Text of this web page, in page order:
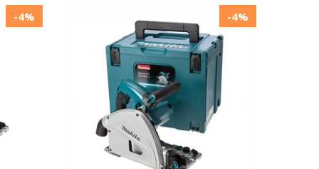
-4% -4%